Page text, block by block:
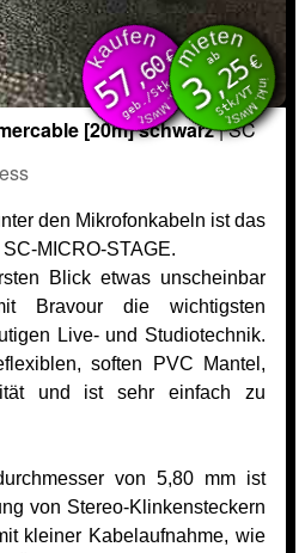
kaufen
inkl. MwSt.
57,60€
geb./Stkmieten
inkl. MwSt.
ab
3,25€
Stk/VT
[20m] schwarz| SC
den Mikrofonkabeln ist das
MICRO-STAGE.
Blick etwas unscheinbar
Bravour die wichtigsten
Live- und Studiotechnik.
soften PVC Mantel,
und ist sehr einfach zu
von 5,80 mm ist
von Stereo-Klinkensteckern
kleiner Kabelaufnahme, wie